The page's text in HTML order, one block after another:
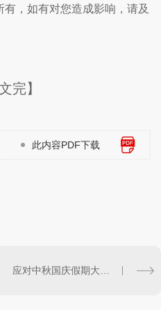
，如有对您造成影响，请及
完】
此内容PDF下载